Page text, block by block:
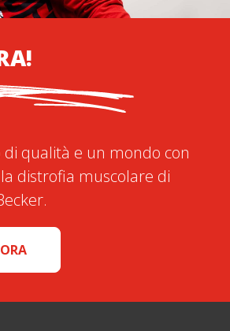
qualità e un mondo con
distrofia muscolare di